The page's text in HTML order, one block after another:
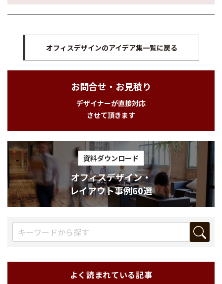
オフィスデザインのアイデア集一覧に戻る
お問合せ・お見積り
デザイナーが直接対応
させて頂きます
資料ダウンロード
オフィスデザイン・
レイアウト事例60選
よく読まれている記事